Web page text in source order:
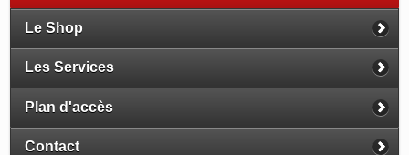
Le Shop
Les Services
Plan d'accès
Contact